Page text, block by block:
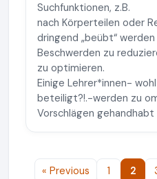
Suchfunktionen, z.B.
nach Körperteilen oder
dringend „beübt“
Beschwerden zu
zu optimieren.
Einige Lehrer*innen-
beteiligt?!.-werden zu
Vorschlägen gehandhabt
« Previous 1 2